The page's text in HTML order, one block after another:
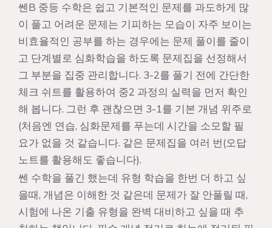
쎈B 중등 수학은 쉽고 기본적인 문제를 과도하게 많
이 풀고 어려운 문제는 기피하는 모습이 자주 보이는
비효율적인 공부를 하는 경우에는 문제 풀이를 줄이
고 단계별로 심화학습을 하도록 문제집을 선정해서
그 부분을 집중 관리합니다. 3-2를 풀기 전에 간단한
체크 쉬트를 활용하여 중2 과정의 실력을 먼저 확인
해 봅니다. 그런 후 괜찮으면 3-1를 기본 개념 위주로
(처음엔 연습, 심화문제를 푸는데 시간을 소모할 필
요가 없을 것 같습니다. 같은 문제집을 여러 번(오답
노트를 활용해도 좋습니다).
쎈 수학을 풀긴 했는데 유형 학습을 한번 더 하고 싶
을때, 개념은 이해한 것 같은데 문제가 잘 안풀릴 때,
시험에 나온 기출 유형을 완벽 대비하고 싶을 때 추